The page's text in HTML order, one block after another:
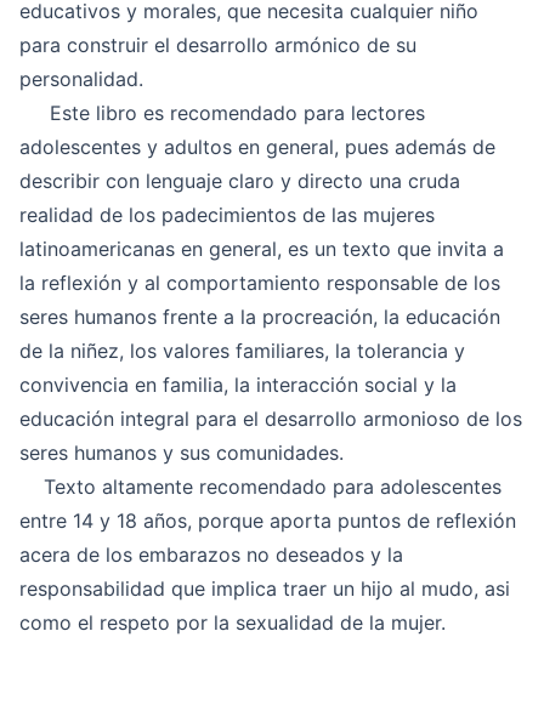
educativos y morales, que necesita cualquier niño
para construir el desarrollo armónico de su
personalidad.
Este libro es recomendado para lectores
adolescentes y adultos en general, pues además de
describir con lenguaje claro y directo una cruda
realidad de los padecimientos de las mujeres
latinoamericanas en general, es un texto que invita a
la reflexión y al comportamiento responsable de los
seres humanos frente a la procreación, la educación
de la niñez, los valores familiares, la tolerancia y
convivencia en familia, la interacción social y la
educación integral para el desarrollo armonioso de los
seres humanos y sus comunidades.
Texto altamente recomendado para adolescentes
entre 14 y 18 años, porque aporta puntos de reflexión
acera de los embarazos no deseados y la
responsabilidad que implica traer un hijo al mudo, asi
como el respeto por la sexualidad de la mujer.